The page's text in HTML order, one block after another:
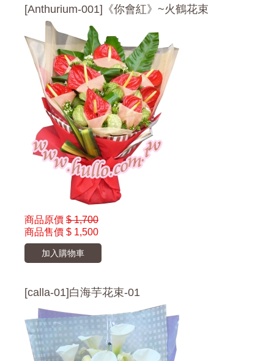
[Anthurium-001]《你會紅》~火鶴花束
商品原價 $ 1,700
商品售價 $ 1,500
加入購物車
[calla-01]白海芋花束-01